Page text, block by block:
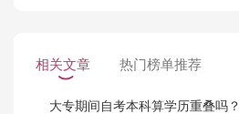
相关文章 热门榜单推荐
大专期间自考本科算学历重叠吗？